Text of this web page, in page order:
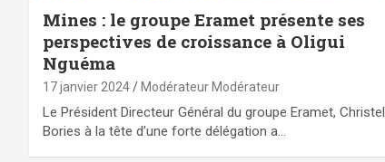
Mines : le groupe Eramet présente ses
perspectives de croissance à Oligui
Nguéma
17 janvier 2024 Modérateur Modérateur
Le Président Directeur Général du groupe Eramet, Christel
Bories à la tête d’une forte délégation a…